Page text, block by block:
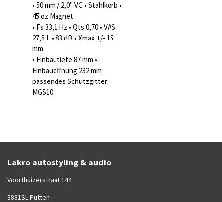
• 50 mm / 2,0" VC • Stahlkorb •
45 oz Magnet
• Fs 33,1 Hz • Qts 0,70 • VAS
27,5 L • 83 dB • Xmax +/- 15
mm
• Einbautiefe 87 mm •
Einbauöffnung 232 mm
passendes Schutzgitter:
MGS10
Lakro autostyling & audio
Voorthuizerstraat 144
3881SL Putten